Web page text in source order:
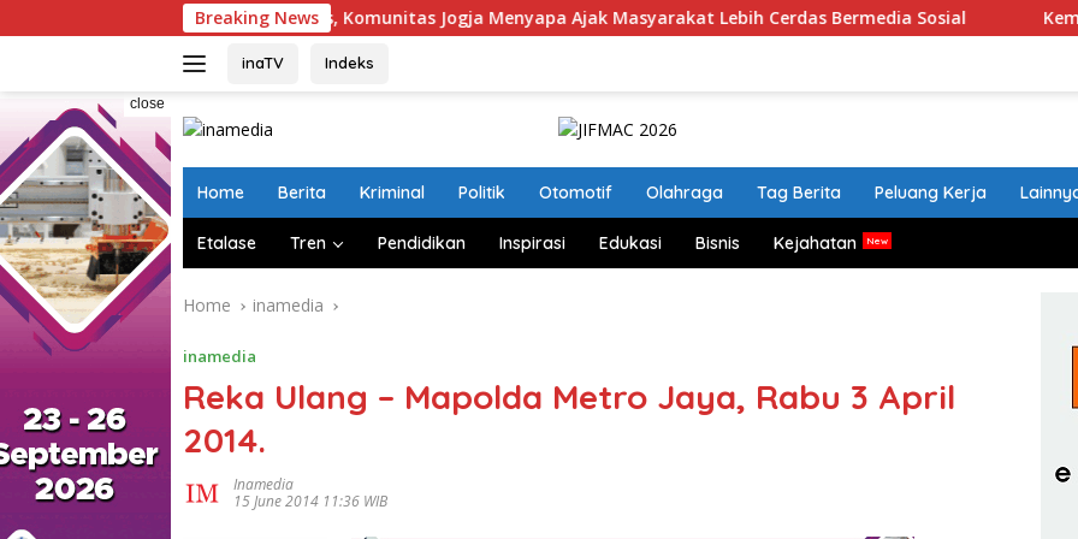
to
Breaking News
Hindari Berita Hoaks, Komunitas Jogja Menyapa Ajak Masyarakat Lebih Cerdas Bermedia Sosial Kemnaker akan
inaTV Indeks
close
Home Berita Kriminal Politik Otomotif Olahraga Tag Berita Peluang Kerja
Etalase Tren Pendidikan Inspirasi Edukasi Bisnis Kejahatan
Home inamedia
inamedia
Reka Ulang – Mapolda Metro Jaya, Rabu 3 April
2014.
Inamedia
15 June 2014 11:36 WIB